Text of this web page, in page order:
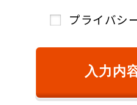
で、適法かつ公正に利用
①ご本人様確認のた
②商品またはサービ
価のご請求のため
プライバシ
入力内